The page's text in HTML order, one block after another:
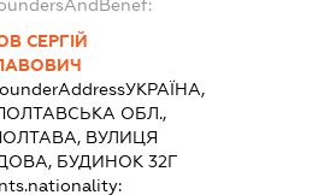
СЕРГІЙ
УКРАЇНА,
ОБЛ.,
ВУЛИЦЯ
БУДИНОК 32Г